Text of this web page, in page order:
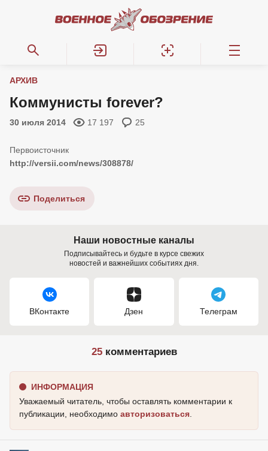
АРХИВ
Коммунисты forever?
30 июля 2014 17 197 25
http://versii.com/news/308878/
Поделиться
Наши новостные каналы
Подписывайтесь и будьте в курсе свежих
новостей и важнейших событиях дня.
ВКонтакте Дзен Телеграм
25комментариев
ИНФОРМАЦИЯ
Уважаемый читатель, чтобы оставлять комментарии к
публикации, необходимо авторизоваться